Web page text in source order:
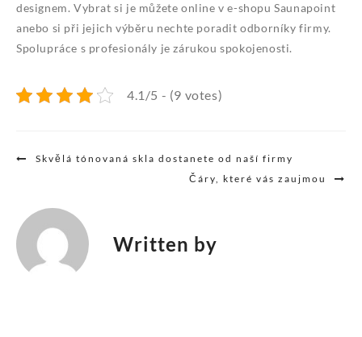
designem. Vybrat si je můžete online v e-shopu Saunapoint
anebo si při jejich výběru nechte poradit odborníky firmy.
Spolupráce s profesionály je zárukou spokojenosti.
4.1/5 - (9 votes)
Navigace
Skvělá tónovaná skla dostanete od naší firmy
Čáry, které vás zaujmou
Written by